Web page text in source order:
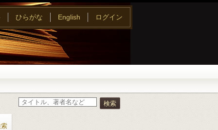
ひらがな English ログイン